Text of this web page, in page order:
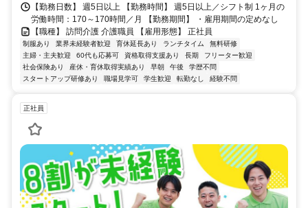
【勤務日数】 週5日以上 【勤務時間】 週5日以上／シフト制 1ヶ月の
労働時間：170～170時間／月 【勤務期間】 ・雇用期間の定めなし
【職種】 訪問介護 介護職員 【雇用形態】 正社員
制服あり 業界未経験者歓迎 育休延長あり ランチタイム
無料研修
主婦・主夫歓迎
60代も応募可 資格取得支援あり 長期
フリーター歓迎
社会保険あり
産休・育休取得実績あり 早朝 午後
学歴不問
スタートアップ研修あり
職場見学可 学生歓迎 転勤なし 経験不問
正社員